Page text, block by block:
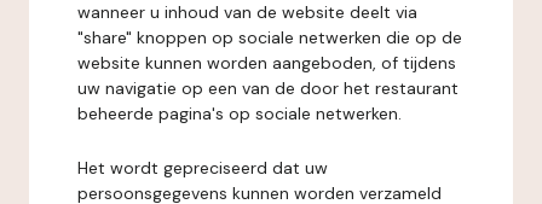
wanneer u inhoud van de website deelt via
"share" knoppen op sociale netwerken die op de
website kunnen worden aangeboden, of tijdens
uw navigatie op een van de door het restaurant
beheerde pagina's op sociale netwerken.
Het wordt gepreciseerd dat uw
persoonsgegevens kunnen worden verzameld